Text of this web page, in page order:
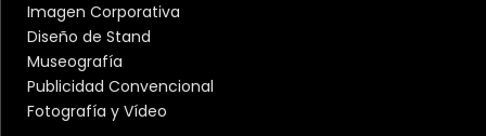
Imagen Corporativa
Diseño de Stand
Museografía
Publicidad Convencional
Fotografía y Vídeo